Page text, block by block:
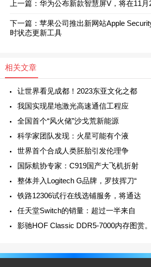
上一篇： 华为公布新款智慧屏V，将在11月
下一篇： 苹果公司推出新网站Apple
时状态更新工具
相关文章
让世界看见成都！2023东亚文化之都
我国实现星地激光高速通信工程应
全国首个“风火储”沙戈荒新能源
科学家团队发现：火星可能有个液
世界首个合成人类胚胎引发伦理争
国际航协专家：C919国产大飞机折射
整体并入Logitech G品牌，罗技挥刀“
铁路12306试行在线选铺服务，将通达
任天堂Switch的销量：超过一半来自
影驰HOF Classic DDR5-7000内存图赏